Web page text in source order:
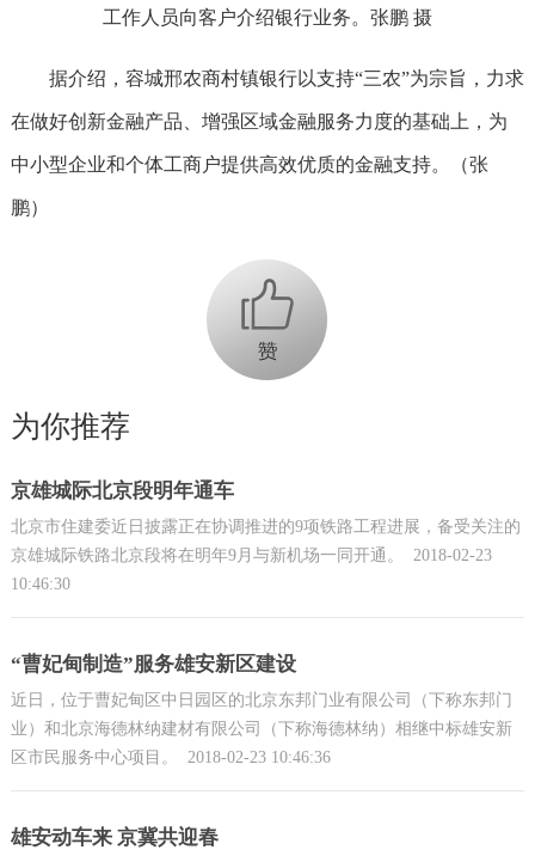
工作人员向客户介绍银行业务。张鹏 摄
据介绍，容城邢农商村镇银行以支持“三农”为宗旨，力求
在做好创新金融产品、增强区域金融服务力度的基础上，为
中小型企业和个体工商户提供高效优质的金融支持。（张
鹏）
+1
为你推荐
京雄城际北京段明年通车
北京市住建委近日披露正在协调推进的9项铁路工程进展，备受关注的
京雄城际铁路北京段将在明年9月与新机场一同开通。
2018-02-23
10:46:30
“曹妃甸制造”服务雄安新区建设
近日，位于曹妃甸区中日园区的北京东邦门业有限公司（下称东邦门
业）和北京海德林纳建材有限公司（下称海德林纳）相继中标雄安新
区市民服务中心项目。
2018-02-23 10:46:36
雄安动车来 京冀共迎春